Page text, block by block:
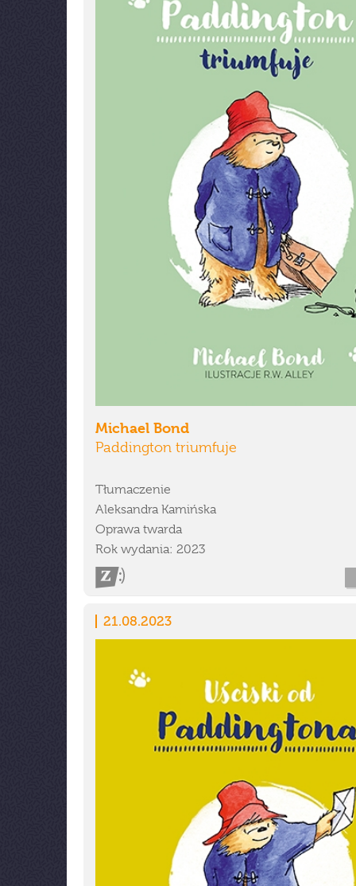
Michael Bond
Paddington triumfuje
Tłumaczenie
Aleksandra Kamińska
Oprawa twarda
Rok wydania: 2023
21.08.2023